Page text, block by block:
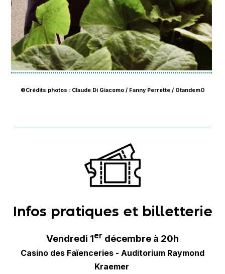
©Crédits photos : Claude Di Giacomo / Fanny Perrette / OtandemO
Infos pratiques et billetterie
Vendredi 1er décembre à 20h
Casino des Faïenceries - Auditorium Raymond
Kraemer